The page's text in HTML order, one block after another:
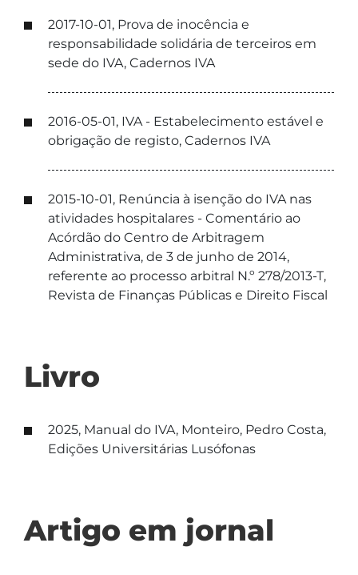
2017-10-01, Prova de inocência e
responsabilidade solidária de terceiros em
sede do IVA, Cadernos IVA
2016-05-01, IVA - Estabelecimento estável e
obrigação de registo, Cadernos IVA
2015-10-01, Renúncia à isenção do IVA nas
atividades hospitalares - Comentário ao
Acórdão do Centro de Arbitragem
Administrativa, de 3 de junho de 2014,
referente ao processo arbitral N.º 278/2013-T,
Revista de Finanças Públicas e Direito Fiscal
Livro
2025, Manual do IVA, Monteiro, Pedro Costa,
Edições Universitárias Lusófonas
Artigo em jornal